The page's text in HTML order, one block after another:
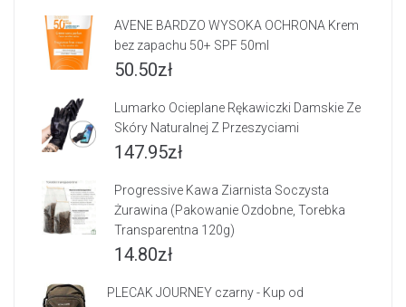
AVENE BARDZO WYSOKA OCHRONA Krem
bez zapachu 50+ SPF 50ml
50.50zł
Lumarko Ocieplane Rękawiczki Damskie Ze
Skóry Naturalnej Z Przeszyciami
147.95zł
Progressive Kawa Ziarnista Soczysta
Żurawina (Pakowanie Ozdobne, Torebka
Transparentna 120g)
14.80zł
PLECAK JOURNEY czarny - Kup od